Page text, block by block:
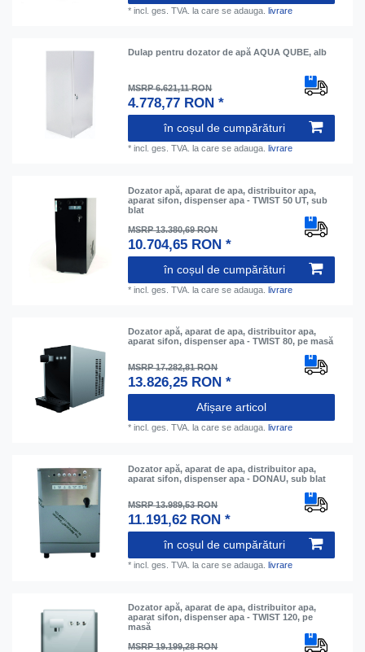
*incl. ges. TVA. la care se adauga.livrare
Dulap pentru dozator de apă AQUA QUBE, alb
MSRP 6.621,11 RON
4.778,77 RON *
în coșul de cumpărături
*incl. ges. TVA. la care se adauga. livrare
Dozator apă, aparat de apa, distribuitor apa,
aparat sifon, dispenser apa - TWIST 50 UT, sub
blat
MSRP 13.380,69 RON
10.704,65 RON *
în coșul de cumpărături
*incl. ges. TVA. la care se adauga.livrare
Dozator apă, aparat de apa, distribuitor apa,
aparat sifon, dispenser apa - TWIST 80, pe masă
MSRP 17.282,81 RON
13.826,25 RON *
Afișare articol
*incl. ges. TVA. la care se adauga.livrare
Dozator apă, aparat de apa, distribuitor apa,
aparat sifon, dispenser apa - DONAU, sub blat
MSRP 13.989,53 RON
11.191,62 RON *
în coșul de cumpărături
*incl. ges. TVA. la care se adauga. livrare
Dozator apă, aparat de apa, distribuitor apa,
aparat sifon, dispenser apa - TWIST 120, pe
masă
MSRP 19.199,28 RON